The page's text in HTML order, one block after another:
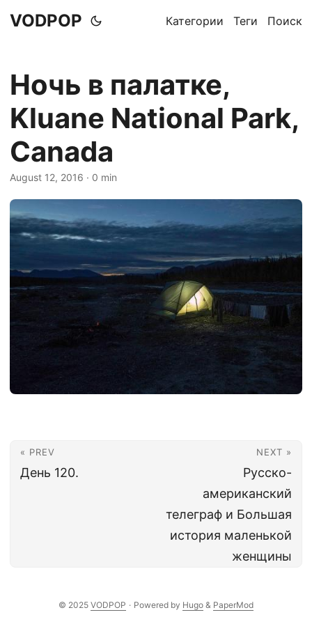
VODPOP Категории Теги Поиск
Ночь в палатке,
Kluane National Park,
Canada
August 12, 2016 · 0 min
« PREV
День 120.
NEXT »
Русско-
американский
телеграф и Большая
история маленькой
женщины
© 2025 VODPOP · Powered by Hugo & PaperMod